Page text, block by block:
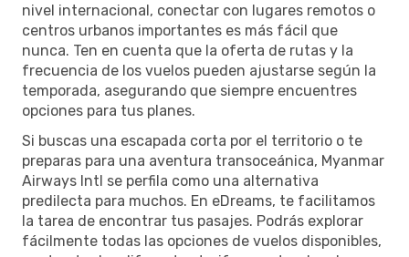
nivel internacional, conectar con lugares remotos o
centros urbanos importantes es más fácil que
nunca. Ten en cuenta que la oferta de rutas y la
frecuencia de los vuelos pueden ajustarse según la
temporada, asegurando que siempre encuentres
opciones para tus planes.
Si buscas una escapada corta por el territorio o te
preparas para una aventura transoceánica, Myanmar
Airways Intl se perfila como una alternativa
predilecta para muchos. En eDreams, te facilitamos
la tarea de encontrar tus pasajes. Podrás explorar
fácilmente todas las opciones de vuelos disponibles,